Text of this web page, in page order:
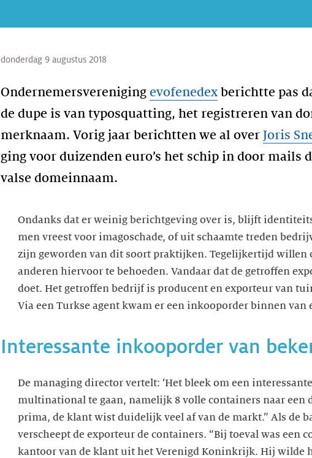
donderdag 9 augustus 2018
Ondernemersvereniging evofenedexberichtte pas
de dupe is van typosquatting, het registreren van
merknaam. Vorig jaar berichtten we al over Joris
ging voor duizenden euro’s het schip in door mails
valse domeinnaam.
Ondanks dat er weinig berichtgeving over is, blijft
men vreest voor imagoschade, of uit schaamte treden
zijn geworden van dit soort praktijken. Tegelijkertijd willen
anderen hiervoor te behoeden. Vandaar dat de getroffen
doet. Het getroffen bedrijf is producent en exporteur van
Via een Turkse agent kwam er een inkooporder binnen
Interessante inkooporder van
De managing director vertelt: ‘Het bleek om een
multinational te gaan, namelijk 8 volle containers naar een
prima, de klant wist duidelijk veel af van de markt.” Als de
verscheept de exporteur de containers. “Bij toeval was een
kantoor van de klant uit het Verenigd Koninkrijk. Hij wilde